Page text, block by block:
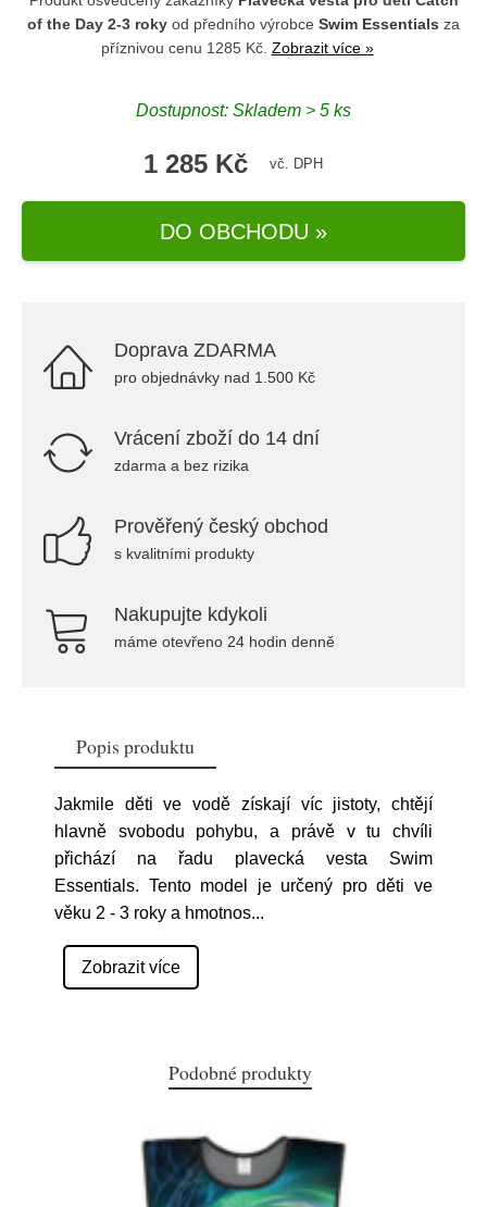
of the Day 2-3 roky od předního výrobce Swim Essentials za
příznivou cenu 1285 Kč. Zobrazit více »
Dostupnost: Skladem > 5 ks
1 285 Kč vč. DPH
DO OBCHODU »
Doprava ZDARMA
pro objednávky nad 1.500 Kč
Vrácení zboží do 14 dní
zdarma a bez rizika
Prověřený český obchod
s kvalitními produkty
Nakupujte kdykoli
máme otevřeno 24 hodin denně
Popis produktu
Jakmile děti ve vodě získají víc jistoty, chtějí
hlavně svobodu pohybu, a právě v tu chvíli
přichází na řadu plavecká vesta Swim
Essentials. Tento model je určený pro děti ve
věku 2 - 3 roky a hmotnos...
Zobrazit více
Podobné produkty